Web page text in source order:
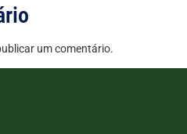
um comentário.